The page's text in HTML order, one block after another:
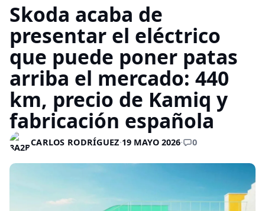
Skoda acaba de
presentar el eléctrico
que puede poner patas
arriba el mercado: 440
km, precio de Kamiq y
fabricación española
CARLOS RODRÍGUEZ·19 MAYO 2026· 0